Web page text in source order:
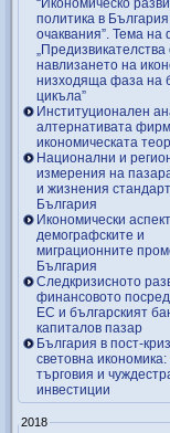
“Икономическо
политика в България: оценки
очаквания”. Тема на
„Предизвикателства
навлизането на
низходяща фаза на
цикъла”
Институционален
алтернативата
икономическата
Национални и
измерения на
и жизнения
България
Икономически
демографските и
миграционните
България
Следкризисното
финансовото
ЕС и българският
капиталов пазар
България в пост-
световна
търговия и
инвестиции
2018